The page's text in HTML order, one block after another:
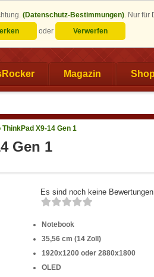
(Datenschutz-Bestimmungen). Nur für
oder Verwerfen
Magazin
X9-14 Gen 1
Gen 1
Es sind noch keine Bewertungen
Notebook
35,56 cm (14 Zoll)
1920x1200 oder 2880x1800
OLED